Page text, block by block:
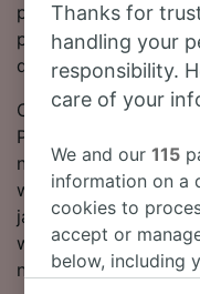
pokażemy Ci, ile
przejazdach
dokonasz rezerwacji
Chcesz
Pritzwalk? Nie
naszym serwisie!
więcej o podróży,
jazdy pociągów (w
wskazówki
nasze często
Thanks for
handling your
responsibility.
care of your
We and our115
information on a
cookies to
accept or
below, including